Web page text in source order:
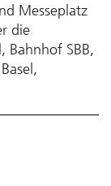
Messeplatz
die
Bahnhof SBB,